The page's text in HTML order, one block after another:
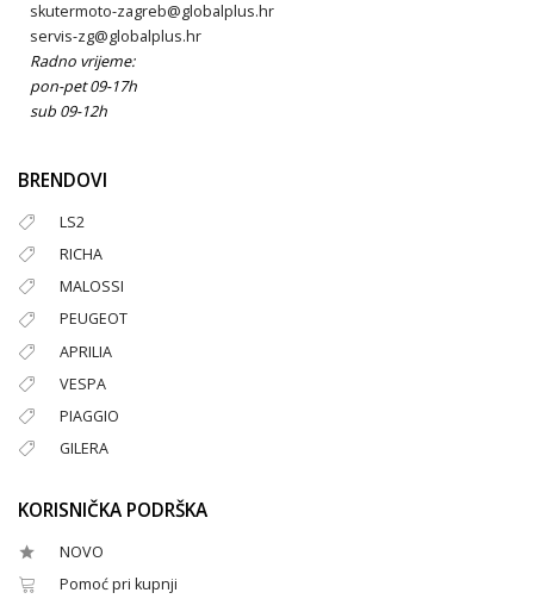
skutermoto-zagreb@globalplus.hr
servis-zg@globalplus.hr
Radno vrijeme:
pon-pet 09-17h
sub 09-12h
BRENDOVI
LS2
RICHA
MALOSSI
PEUGEOT
APRILIA
VESPA
PIAGGIO
GILERA
KORISNIČKA PODRŠKA
NOVO
Pomoć pri kupnji